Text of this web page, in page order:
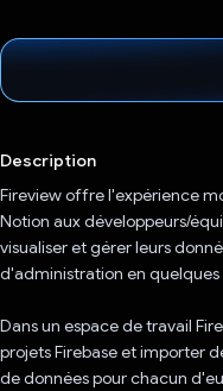
Description
Fireview offre l'expérience
Notion aux développeurs/
visualiser et gérer leurs
d'administration en quelques
Dans un espace de travail
projets Firebase et importer
de données pour chacun